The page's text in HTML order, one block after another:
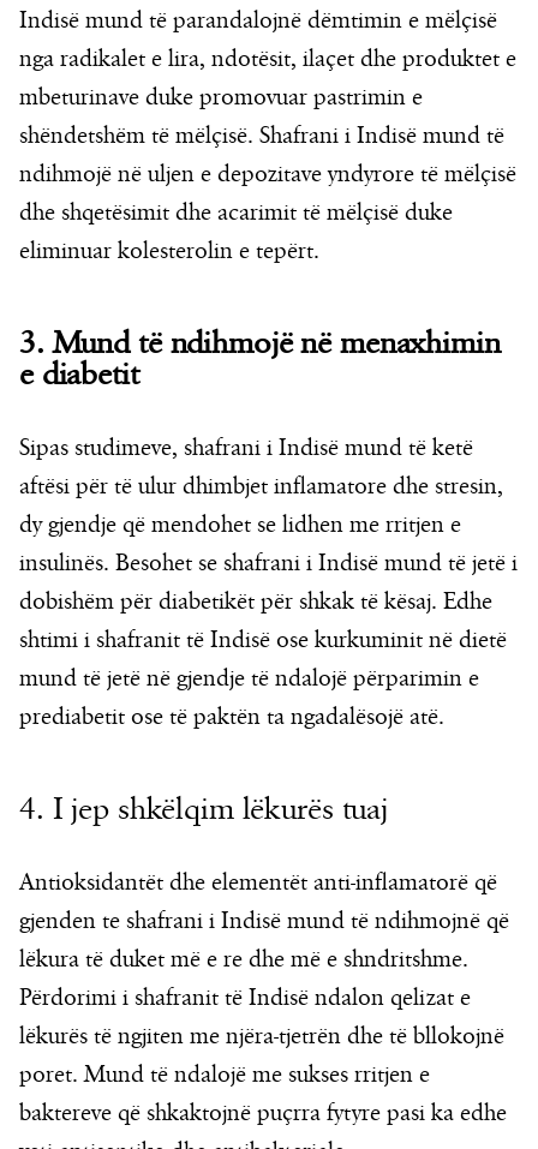
Indisë mund të parandalojnë dëmtimin e mëlçisë
nga radikalet e lira, ndotësit, ilaçet dhe produktet e
mbeturinave duke promovuar pastrimin e
shëndetshëm të mëlçisë. Shafrani i Indisë mund të
ndihmojë në uljen e depozitave yndyrore të mëlçisë
dhe shqetësimit dhe acarimit të mëlçisë duke
eliminuar kolesterolin e tepërt.
3. Mund të ndihmojë në menaxhimin
e diabetit
Sipas studimeve, shafrani i Indisë mund të ketë
aftësi për të ulur dhimbjet inflamatore dhe stresin,
dy gjendje që mendohet se lidhen me rritjen e
insulinës. Besohet se shafrani i Indisë mund të jetë i
dobishëm për diabetikët për shkak të kësaj. Edhe
shtimi i shafranit të Indisë ose kurkuminit në dietë
mund të jetë në gjendje të ndalojë përparimin e
prediabetit ose të paktën ta ngadalësojë atë.
4. I jep shkëlqim lëkurës tuaj
Antioksidantët dhe elementët anti-inflamatorë që
gjenden te shafrani i Indisë mund të ndihmojnë që
lëkura të duket më e re dhe më e shndritshme.
Përdorimi i shafranit të Indisë ndalon qelizat e
lëkurës të ngjiten me njëra-tjetrën dhe të bllokojnë
poret. Mund të ndalojë me sukses rritjen e
baktereve që shkaktojnë puçrra fytyre pasi ka edhe